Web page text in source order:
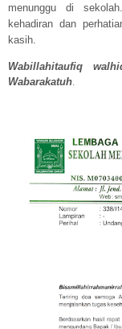
menunggu di
kehadiran dan
kasih.
Wabillahitaufiq
Wabarakatuh